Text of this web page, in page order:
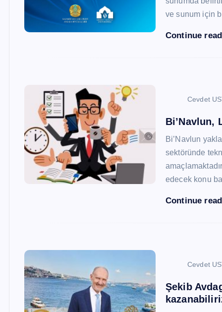
ve sunum için
Continue
Cevdet
Bi’Navlun,
Bi’Navlun
sektöründe
edecek konu
Continue
Cevdet
Şekib